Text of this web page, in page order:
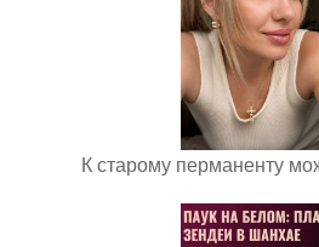
К старому перманенту